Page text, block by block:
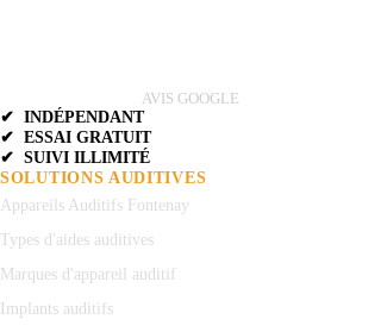
AVIS GOOGLE
✔ INDÉPENDANT
✔ ESSAI GRATUIT
✔ SUIVI ILLIMITÉ
SOLUTIONS AUDITIVES
Appareils Auditifs Fontenay
Types d'aides auditives
Marques d'appareil auditif
Implants auditifs